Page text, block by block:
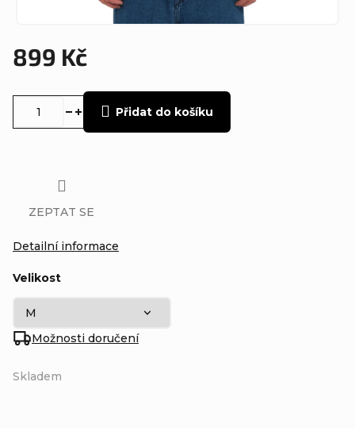
899 Kč
Skladem
Velikost
Možnosti doručení
Přidat do košíku
Detailní informace
ZEPTAT SE